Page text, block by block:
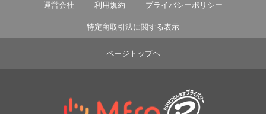
運営会社 利用規約 プライバシーポリシー
特定商取引法に関する表示
ページトップヘ